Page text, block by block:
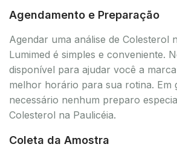
Agendamento e Preparação
Agendar uma análise de Colesterol
Lumimed é simples e conveniente.
disponível para ajudar você a
melhor horário para sua rotina. Em
necessário nenhum preparo
Colesterol na Paulicéia.
Coleta da Amostra